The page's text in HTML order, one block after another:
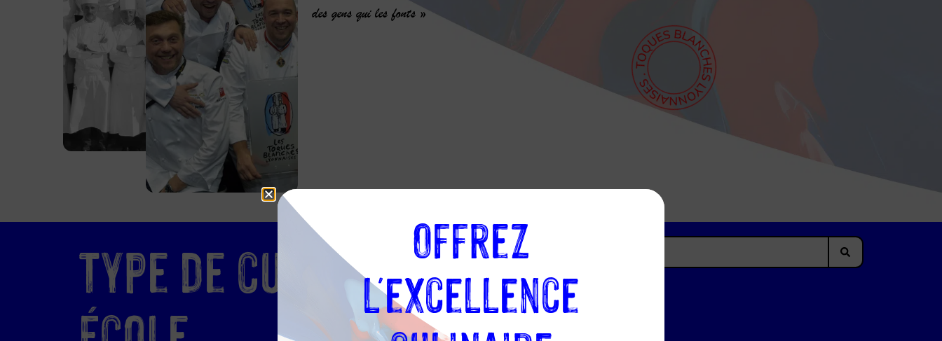
des gens qui les fonts »
Type de cusine : Offrez
l'excellence